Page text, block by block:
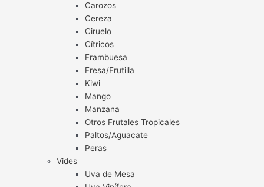
Carozos
Cereza
Ciruelo
Cítricos
Frambuesa
Fresa/Frutilla
Kiwi
Mango
Manzana
Otros Frutales Tropicales
Paltos/Aguacate
Peras
Vides
Uva de Mesa